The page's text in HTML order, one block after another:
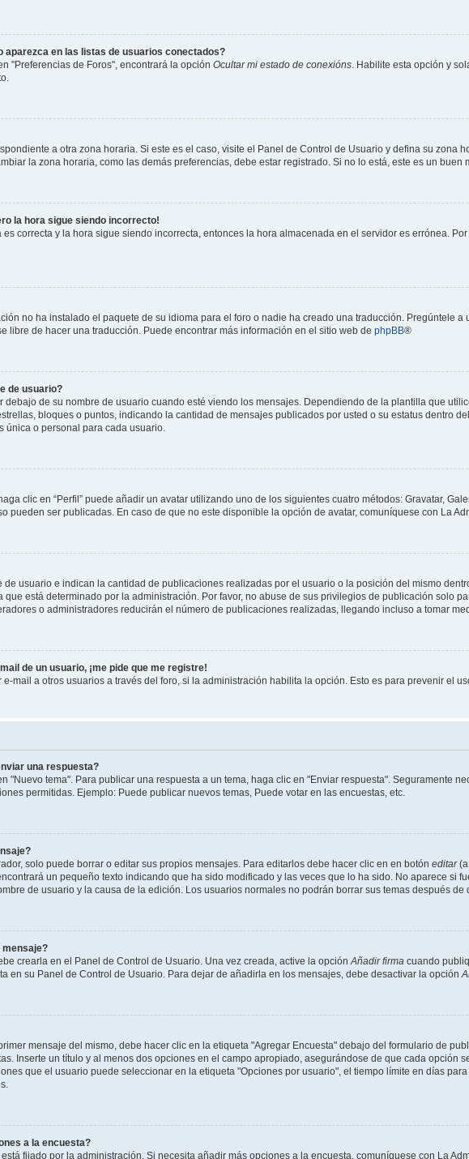
aparezca en las listas de usuarios conectados?
"Preferencias de Foros", encontrará la opción Ocultar mi estado de conexións . Habilite esta opción y
a otra zona horaria. Si este es el caso, visite el Panel de Control de Usuario y defina su zona
la zona horaria, como las demás preferencias, debe estar registrado. Si no lo está, este es un buen
la hora sigue siendo incorrecto!
correcta y la hora sigue siendo incorrecta, entonces la hora almacenada en el servidor es errónea.
no ha instalado el paquete de su idioma para el foro o nadie ha creado una traducción. Pregúntele
libre de hacer una traducción. Puede encontrar más información en el sitio web de phpBB®
de usuario?
debajo de su nombre de usuario cuando esté viendo los mensajes. Dependiendo de la plantilla que
bloques o puntos, indicando la cantidad de mensajes publicados por usted o su estatus dentro
única o personal para cada usuario.
clic en “Perfil” puede añadir un avatar utilizando uno de los siguientes cuatro métodos: Gravatar,
pueden ser publicadas. En caso de que no este disponible la opción de avatar, comuníquese con La
usuario e indican la cantidad de publicaciones realizadas por el usuario o la posición del mismo
está determinado por la administración. Por favor, no abuse de sus privilegios de publicación solo
o administradores reducirán el número de publicaciones realizadas, llegando incluso a tomar
de un usuario, ¡me pide que me registre!
mail a otros usuarios a través del foro, si la administración habilita la opción. Esto es para prevenir el
una respuesta?
"Nuevo tema". Para publicar una respuesta a un tema, haga clic en "Enviar respuesta". Seguramente
permitidas. Ejemplo: Puede publicar nuevos temas, Puede votar en las encuestas, etc.
solo puede borrar o editar sus propios mensajes. Para editarlos debe hacer clic en en botón editar(a
un pequeño texto indicando que ha sido modificado y las veces que lo ha sido. No aparece si
de usuario y la causa de la edición. Los usuarios normales no podrán borrar sus temas después de
mensaje?
crearla en el Panel de Control de Usuario. Una vez creada, active la opción Añadir firma cuando
en su Panel de Control de Usuario. Para dejar de añadirla en los mensajes, debe desactivar la opción
mensaje del mismo, debe hacer clic en la etiqueta "Agregar Encuesta" debajo del formulario de
Inserte un título y al menos dos opciones en el campo apropiado, asegurándose de que cada opción
que el usuario puede seleccionar en la etiqueta "Opciones por usuario", el tiempo límite en días
a la encuesta?
fijado por la administración. Si necesita añadir más opciones a la encuesta, comuníquese con La